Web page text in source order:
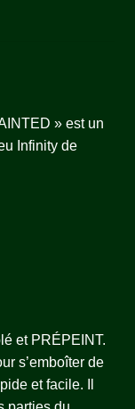
» est un
Infinity de
et PRÉPEINT.
s’emboîter de
et facile. Il